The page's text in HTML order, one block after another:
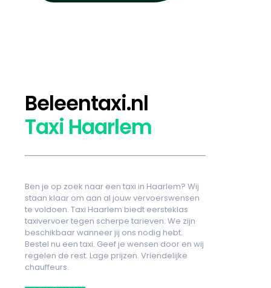
Beleentaxi.nl
Taxi Haarlem
Ben je op zoek naar een taxi in Haarlem? Wij
staan klaar om aan al jouw vervoerswensen
te voldoen. Taxi Haarlem biedt eersteklas
taxivervoer tegen scherpe tarieven. We zijn
beschikbaar wanneer jij ons nodig hebt.
Bestel nu een taxi. Geef je wensen door en wij
regelen de rest. Lage prijzen. Vriendelijke
chauffeurs.